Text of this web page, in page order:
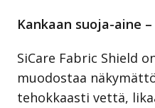
Kankaan suoja-aine
SiCare Fabric Shield
muodostaa
tehokkaasti vettä,